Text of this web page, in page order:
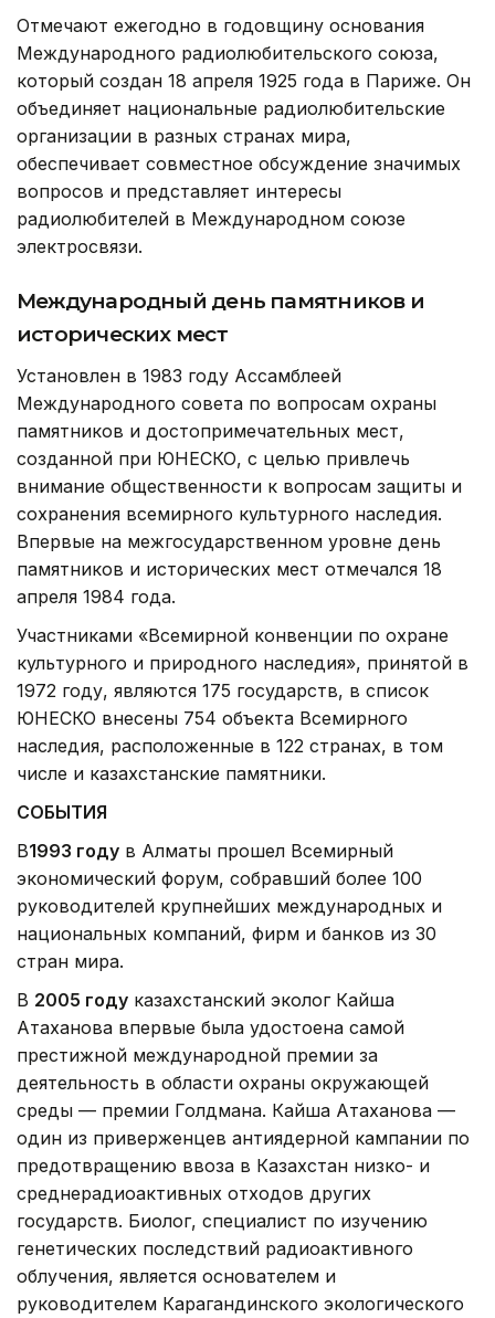
Отмечают ежегодно в годовщину основания
Международного радиолюбительского союза,
который создан 18 апреля 1925 года в Париже. Он
объединяет национальные радиолюбительские
организации в разных странах мира,
обеспечивает совместное обсуждение значимых
вопросов и представляет интересы
радиолюбителей в Международном союзе
электросвязи.
Международный день памятников и
исторических мест
Установлен в 1983 году Ассамблеей
Международного совета по вопросам охраны
памятников и достопримечательных мест,
созданной при ЮНЕСКО, с целью привлечь
внимание общественности к вопросам защиты и
сохранения всемирного культурного наследия.
Впервые на межгосударственном уровне день
памятников и исторических мест отмечался 18
апреля 1984 года.
Участниками «Всемирной конвенции по охране
культурного и природного наследия», принятой в
1972 году, являются 175 государств, в список
ЮНЕСКО внесены 754 объекта Всемирного
наследия, расположенные в 122 странах, в том
числе и казахстанские памятники.
СОБЫТИЯ
В1993 году в Алматы прошел Всемирный
экономический форум, собравший более 100
руководителей крупнейших международных и
национальных компаний, фирм и банков из 30
стран мира.
В 2005 году казахстанский эколог Кайша
Атаханова впервые была удостоена самой
престижной международной премии за
деятельность в области охраны окружающей
среды — премии Голдмана. Кайша Атаханова —
один из приверженцев антиядерной кампании по
предотвращению ввоза в Казахстан низко- и
среднерадиоактивных отходов других
государств. Биолог, специалист по изучению
генетических последствий радиоактивного
облучения, является основателем и
руководителем Карагандинского экологического